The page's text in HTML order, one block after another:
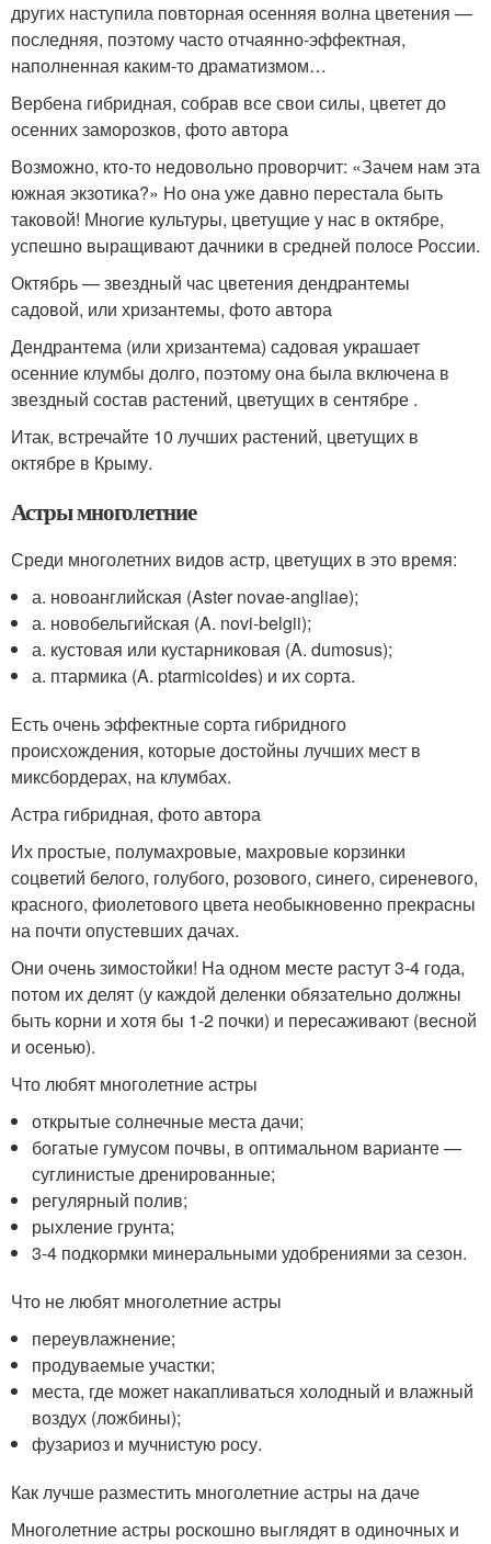
других наступила повторная осенняя волна цветения —
последняя, поэтому часто отчаянно-эффектная,
наполненная каким-то драматизмом…
Вербена гибридная, собрав все свои силы, цветет до
осенних заморозков, фото автора
Возможно, кто-то недовольно проворчит: «Зачем нам эта
южная экзотика?» Но она уже давно перестала быть
таковой! Многие культуры, цветущие у нас в октябре,
успешно выращивают дачники в средней полосе России.
Октябрь — звездный час цветения дендрантемы
садовой, или хризантемы, фото автора
Дендрантема (или хризантема) садовая украшает
осенние клумбы долго, поэтому она была включена в
звездный состав растений, цветущих в сентябре .
Итак, встречайте 10 лучших растений, цветущих в
октябре в Крыму.
Астры многолетние
Среди многолетних видов астр, цветущих в это время:
а. новоанглийская (Aster novae-angliae);
а. новобельгийская (A. novi-belgii);
а. кустовая или кустарниковая (A. dumosus);
а. птармика (A. ptarmicoides) и их сорта.
Есть очень эффектные сорта гибридного
происхождения, которые достойны лучших мест в
миксбордерах, на клумбах.
Астра гибридная, фото автора
Их простые, полумахровые, махровые корзинки
соцветий белого, голубого, розового, синего, сиреневого,
красного, фиолетового цвета необыкновенно прекрасны
на почти опустевших дачах.
Они очень зимостойки! На одном месте растут 3-4 года,
потом их делят (у каждой деленки обязательно должны
быть корни и хотя бы 1-2 почки) и пересаживают (весной
и осенью).
Что любят многолетние астры
открытые солнечные места дачи;
богатые гумусом почвы, в оптимальном варианте —
суглинистые дренированные;
регулярный полив;
рыхление грунта;
3-4 подкормки минеральными удобрениями за сезон.
Что не любят многолетние астры
переувлажнение;
продуваемые участки;
места, где может накапливаться холодный и влажный
воздух (ложбины);
фузариоз и мучнистую росу.
Как лучше разместить многолетние астры на даче
Многолетние астры роскошно выглядят в одиночных и